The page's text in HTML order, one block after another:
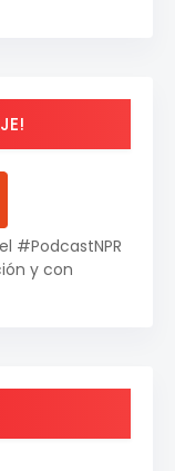
#PodcastNPR
y con